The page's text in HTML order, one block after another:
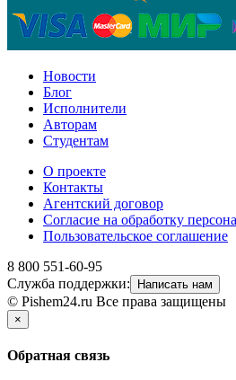
Новости
Блог
Исполнители
Авторам
Студентам
О проекте
Контакты
Агентский договор
Согласие на обработку
Пользовательское соглашение
8 800 551-60-95
Служба поддержки:
Написать нам
© Pishem24.ru Все права защищены
×
Обратная связь